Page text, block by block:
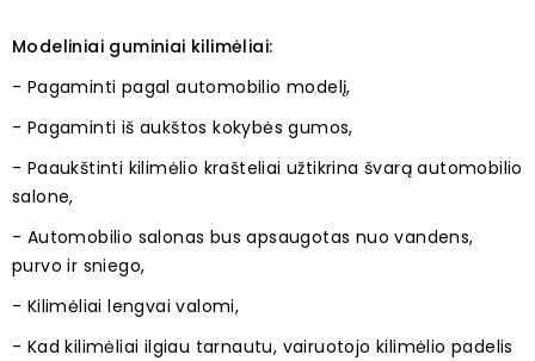
Modeliniai guminiai kilimėliai:
- Pagaminti pagal automobilio modelį,
- Pagaminti iš aukštos kokybės gumos,
- Paaukštinti kilimėlio krašteliai užtikrina švarą automobilio
salone,
- Automobilio salonas bus apsaugotas nuo vandens,
purvo ir sniego,
- Kilimėliai lengvai valomi,
- Kad kilimėliai ilgiau tarnautu, vairuotojo kilimėlio padelis